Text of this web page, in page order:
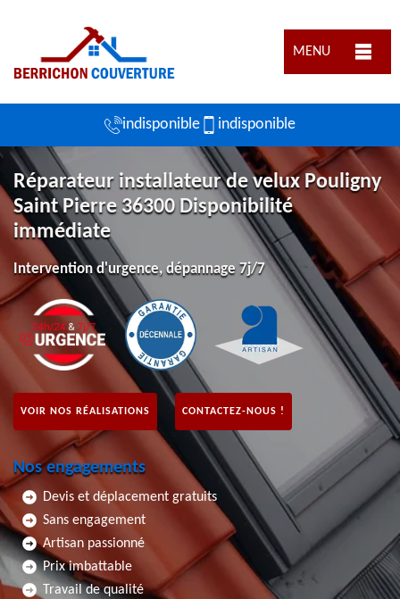
MENU
indisponible indisponible
Réparateur installateur de velux Pouligny
Saint Pierre 36300 Disponibilité
immédiate
Intervention d'urgence, dépannage 7j/7
VOIR NOS RÉALISATIONS CONTACTEZ-NOUS !
Nos engagements
Devis et déplacement gratuits
Sans engagement
Artisan passionné
Prix imbattable
Travail de qualité